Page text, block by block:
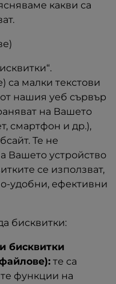
какви са
са малки текстови
нашия уеб сървър
на Вашето
смартфон и др.),
Те не
Вашето устройство
се използват,
удобни, ефективни
бисквитки:
бисквитки
те са
функции на